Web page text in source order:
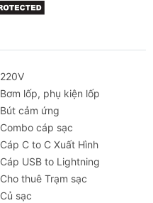
220V
Bơm lốp, phụ kiện lốp
Bút cảm ứng
Combo cáp sạc
Cáp C to C Xuất Hình
Cáp USB to Lightning
Cho thuê Trạm sạc
Củ sạc